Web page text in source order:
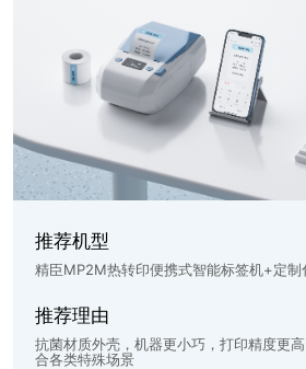
推荐机型
精臣MP2M热转印便携式智能标签机+定制
推荐理由
抗菌材质外壳，机器更小巧，打印精度更
合各类特殊场景